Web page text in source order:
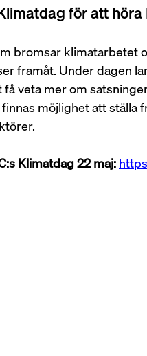
för att
bromsar klimatarbetet
framåt. Under dagen
veta mer om
möjlighet att ställa
Klimatdag 22 maj: